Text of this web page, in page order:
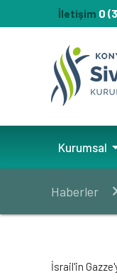
İletişim 0
Kurumsal
Haberler
İsrail'in